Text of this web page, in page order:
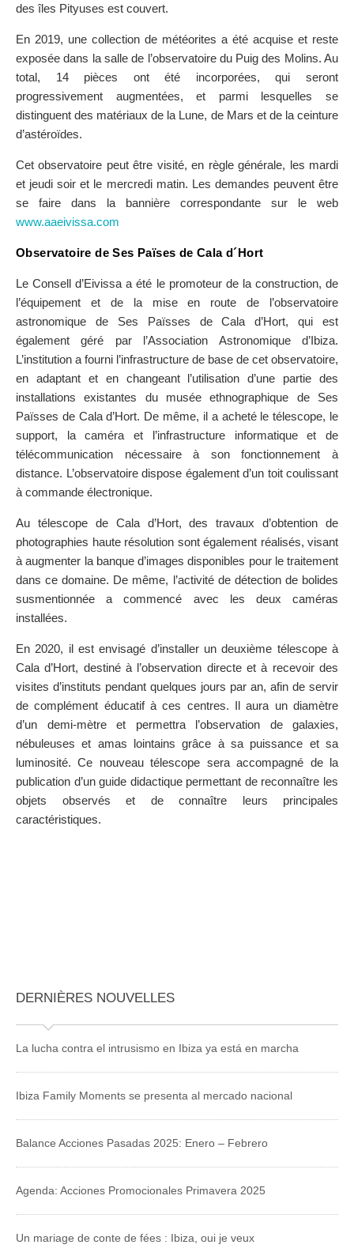
des îles Pityuses est couvert.
En 2019, une collection de météorites a été acquise et reste
exposée dans la salle de l’observatoire du Puig des Molins. Au
total, 14 pièces ont été incorporées, qui seront
progressivement augmentées, et parmi lesquelles se
distinguent des matériaux de la Lune, de Mars et de la ceinture
d’astéroïdes.
Cet observatoire peut être visité, en règle générale, les mardi
et jeudi soir et le mercredi matin. Les demandes peuvent être
se faire dans la bannière correspondante sur le web
www.aaeivissa.com
Observatoire de Ses Païses de Cala d´Hort
Le Consell d’Eivissa a été le promoteur de la construction, de
l’équipement et de la mise en route de l’observatoire
astronomique de Ses Païsses de Cala d’Hort, qui est
également géré par l’Association Astronomique d’Ibiza.
L’institution a fourni l’infrastructure de base de cet observatoire,
en adaptant et en changeant l’utilisation d’une partie des
installations existantes du musée ethnographique de Ses
Païsses de Cala d’Hort. De même, il a acheté le télescope, le
support, la caméra et l’infrastructure informatique et de
télécommunication nécessaire à son fonctionnement à
distance. L’observatoire dispose également d’un toit coulissant
à commande électronique.
Au télescope de Cala d’Hort, des travaux d’obtention de
photographies haute résolution sont également réalisés, visant
à augmenter la banque d’images disponibles pour le traitement
dans ce domaine. De même, l’activité de détection de bolides
susmentionnée a commencé avec les deux caméras
installées.
En 2020, il est envisagé d’installer un deuxième télescope à
Cala d’Hort, destiné à l’observation directe et à recevoir des
visites d’instituts pendant quelques jours par an, afin de servir
de complément éducatif à ces centres. Il aura un diamètre
d’un demi-mètre et permettra l’observation de galaxies,
nébuleuses et amas lointains grâce à sa puissance et sa
luminosité. Ce nouveau télescope sera accompagné de la
publication d’un guide didactique permettant de reconnaître les
objets observés et de connaître leurs principales
caractéristiques.
DERNIÈRES NOUVELLES
La lucha contra el intrusismo en Ibiza ya está en marcha
Ibiza Family Moments se presenta al mercado nacional
Balance Acciones Pasadas 2025: Enero – Febrero
Agenda: Acciones Promocionales Primavera 2025
Un mariage de conte de fées : Ibiza, oui je veux